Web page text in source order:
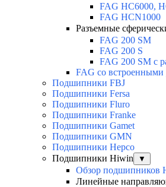
FAG HC6000,
FAG HCN1000
Разъемные
FAG 200 SM
FAG 200 S
FAG 200 SM с
FAG со
Подшипники FBJ
Подшипники Fersa
Подшипники Fluro
Подшипники Franke
Подшипники Gamet
Подшипники GMN
Подшипники Hepco
Подшипники Hiwin
▼
Обзор подшипников
Линейные